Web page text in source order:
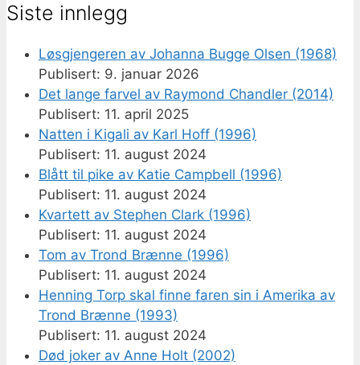
Siste innlegg
Løsgjengeren av Johanna Bugge Olsen (1968)
9. januar 2026
Det lange farvel av Raymond Chandler (2014)
11. april 2025
Natten i Kigali av Karl Hoff (1996)
11. august 2024
Blått til pike av Katie Campbell (1996)
11. august 2024
Kvartett av Stephen Clark (1996)
11. august 2024
Tom av Trond Brænne (1996)
11. august 2024
Henning Torp skal finne faren sin i Amerika av
Trond Brænne (1993)
11. august 2024
Død joker av Anne Holt (2002)